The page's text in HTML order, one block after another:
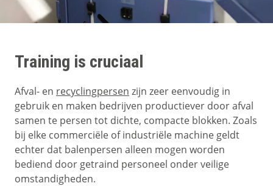
Training is cruciaal
Afval- en recyclingpersen zijn zeer eenvoudig in
gebruik en maken bedrijven productiever door afval
samen te persen tot dichte, compacte blokken. Zoals
bij elke commerciële of industriële machine geldt
echter dat balenpersen alleen mogen worden
bediend door getraind personeel onder veilige
omstandigheden.